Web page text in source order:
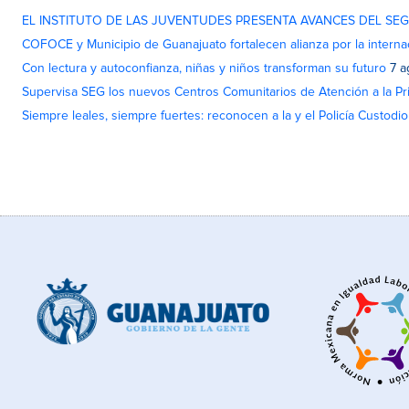
EL INSTITUTO DE LAS JUVENTUDES PRESENTA AVANCES DEL
COFOCE y Municipio de Guanajuato fortalecen alianza por la
Con lectura y autoconfianza, niñas y niños transforman su futuro 7
Supervisa SEG los nuevos Centros Comunitarios de Atención a la
Siempre leales, siempre fuertes: reconocen a la y el Policía